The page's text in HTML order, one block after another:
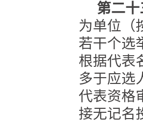
第二
为单位（
若干个选
根据代表
多于应选
代表资格
接无记名